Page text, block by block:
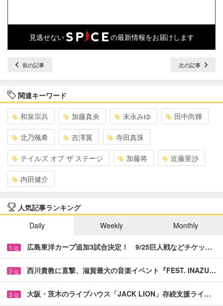
見逃せない の最新情報をお届けします
前の記事 次の記事
関連キーワード
和泉宗兵 加藤真央 末永みゆ 田中尚輝
北乃颯希 吉澤翼 寺田真珠
テイルズ オブ ザ ステージ 加藤将 近藤里沙
内田健介
人気記事ランキング
Daily
Weekly Monthly
1 位 広島東洋カープ追加3試合決定！ 9/25巨人戦などチケッ…
2 位 西川貴教に直撃、滋賀最大の音楽イベント『FEST. INAZU…
3 位 大阪・茨木のライブハウス「JACK LION」存続支援ライ…